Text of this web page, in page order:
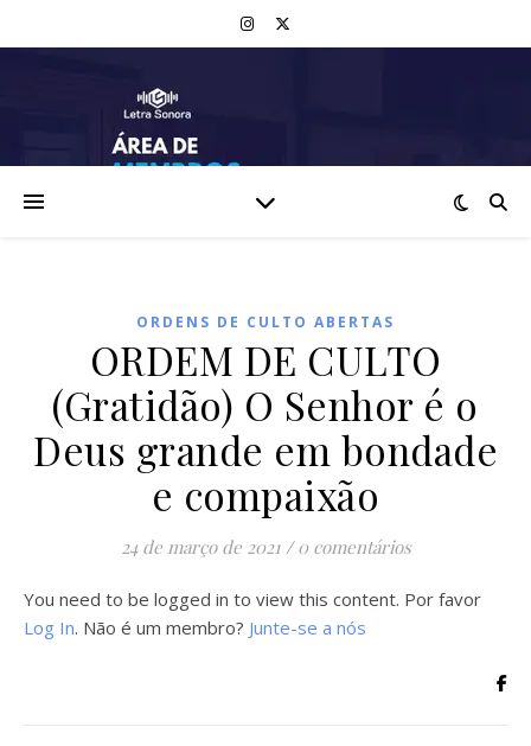
ORDENS DE CULTO ABERTAS
ORDEM DE CULTO
(Gratidão) O Senhor é o
Deus grande em bondade
e compaixão
24 de março de 2021 / 0 comentários
You need to be logged in to view this content. Por favor
Log In. Não é um membro? Junte-se a nós